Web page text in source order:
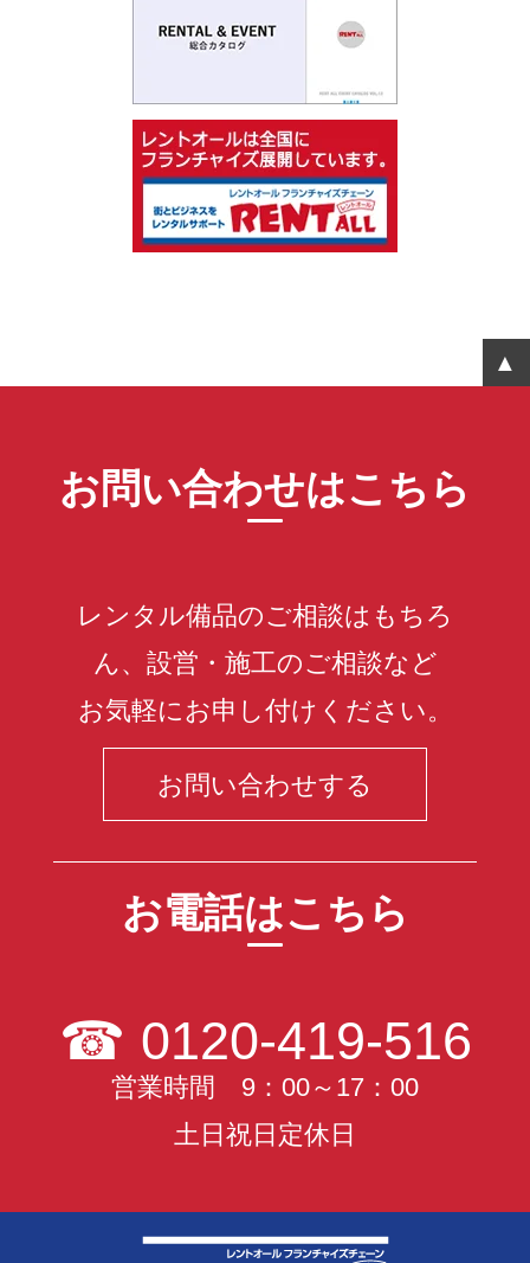
お問い合わせはこちら
レンタル備品のご相談はもちろ
ん、設営・施工のご相談など
お気軽にお申し付けください。
お問い合わせする
お電話はこちら
☎ 0120-419-516
営業時間 9：00～17：00
土日祝日定休日